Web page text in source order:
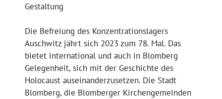
Gestaltung
Die Befreiung des Konzentrationslagers
Auschwitz jährt sich 2023 zum 78. Mal. Das
bietet international und auch in Blomberg
Gelegenheit, sich mit der Geschichte des
Holocaust auseinanderzusetzen. Die Stadt
Blomberg, die Blomberger Kirchengemeinden